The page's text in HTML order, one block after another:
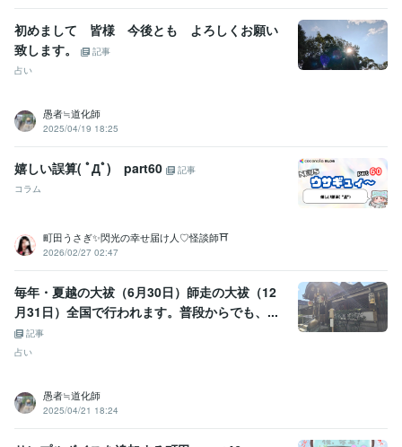
初めまして 皆様 今後とも よろしくお願い
致します。
記事
占い
愚者≒道化師
2025/04/19 18:25
嬉しい誤算( ﾟДﾟ) part60
記事
コラム
町田うさぎ✨閃光の幸せ届け人♡怪談師⛩️
2026/02/27 02:47
毎年・夏越の大祓（6月30日）師走の大祓（12
月31日）全国で行われます。普段からでも、...
記事
占い
愚者≒道化師
2025/04/21 18:24